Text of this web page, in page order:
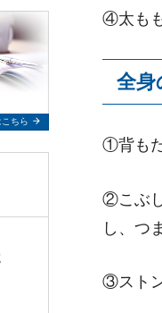
④太も
全身
①背も
②こぶ
し、つ
③スト
ちら arrow_forward